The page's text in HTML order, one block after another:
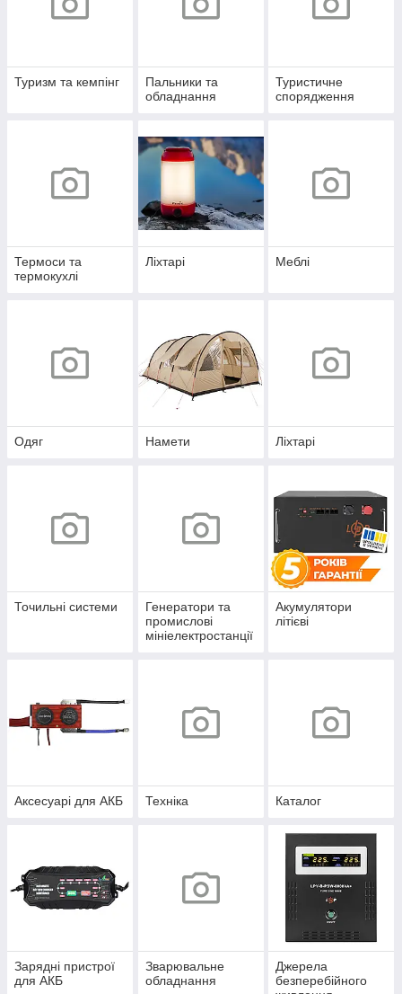
Туризм та кемпінг
Пальники та
обладнання
Туристичне
спорядження
Термоси та
термокухлі
Ліхтарі Меблі
Одяг Намети Ліхтарі
Точильні системи
Генератори та
промислові
мініелектростанції
Акумулятори
літієві
Аксесуарі для АКБ Техніка Каталог
Зарядні пристрої
для АКБ
Зварювальне
обладнання
Джерела
безперебійного